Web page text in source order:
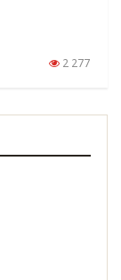
2 277